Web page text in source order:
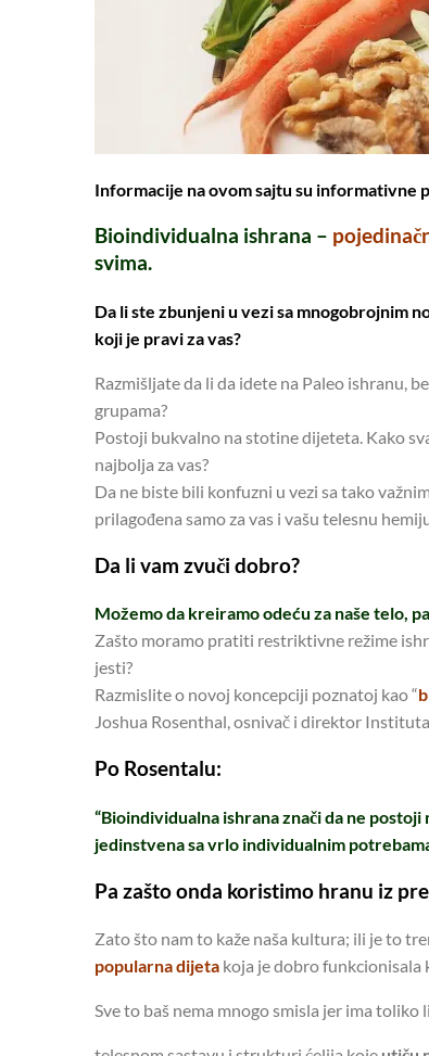
Informacije na ovom sajtu su informativne
Bioindividualna ishrana –
svima.
Da li ste zbunjeni u vezi sa mnogobrojnim
koji je pravi za vas?
Razmišljate da li da idete na Paleo ishranu,
grupama?
Postoji bukvalno na stotine dijeteta. Kako
najbolja za vas?
Da ne biste bili konfuzni u vezi sa tako
prilagođena samo za vas i vašu telesnu
Da li vam zvuči dobro?
Možemo da kreiramo odeću za naše telo,
Zašto moramo pratiti restriktivne režime
jesti?
Razmislite o novoj koncepciji poznatoj kao “
Joshua Rosenthal, osnivač i direktor
Po Rosentalu:
“Bioindividualna ishrana znači da ne
jedinstvena sa vrlo individualnim
Pa zašto onda koristimo hranu iz
Zato što nam to kaže naša kultura; ili je to
popularna dijeta koja je dobro funkcionisala
Sve to baš nema mnogo smisla jer ima